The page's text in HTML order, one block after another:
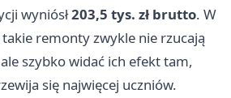
wyniósł203,5 tys. zł brutto. W
remonty zwykle nie rzucają
szybko widać ich efekt tam,
się najwięcej uczniów.